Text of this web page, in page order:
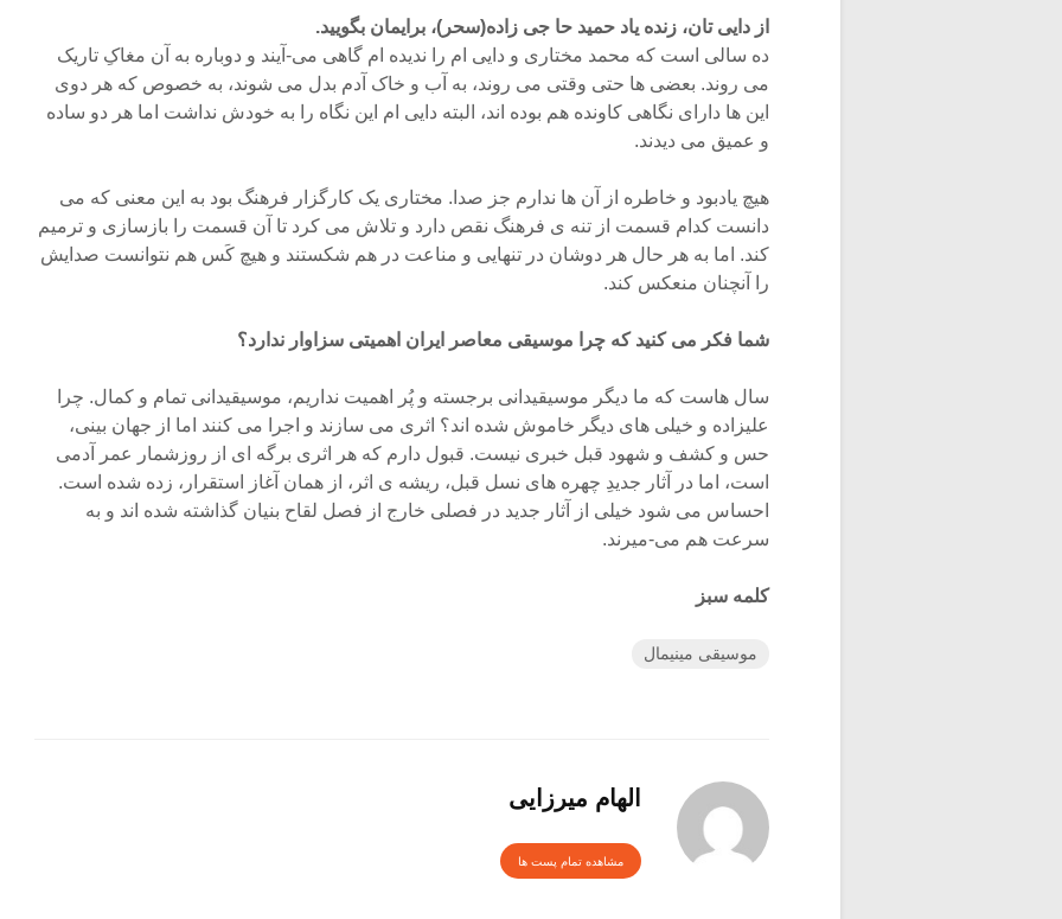
از دایی تان، زنده یاد حمید حا جی زاده(سحر)، برایمان بگویید.
ده سالی است که محمد مختاری و دایی ام را ندیده ام گاهی می-آیند و دوباره به آن مغاکِ تاریک
می روند. بعضی ها حتی وقتی می روند، به آب و خاک آدم بدل می شوند، به خصوص که هر دوی
این ها دارای نگاهی کاونده هم بوده اند، البته دایی ام این نگاه را به خودش نداشت اما هر دو ساده
و عمیق می دیدند.
هیچ یادبود و خاطره از آن ها ندارم جز صدا. مختاری یک کارگزار فرهنگ بود به این معنی که می
دانست کدام قسمت از تنه ی فرهنگ نقص دارد و تلاش می کرد تا آن قسمت را بازسازی و ترمیم
کند. اما به هر حال هر دوشان در تنهایی و مناعت در هم شکستند و هیچ کَس هم نتوانست صدایش
را آنچنان منعکس کند.
شما فکر می کنید که چرا موسیقی معاصر ایران اهمیتی سزاوار ندارد؟
سال هاست که ما دیگر موسیقیدانی برجسته و پُر اهمیت نداریم، موسیقیدانی تمام و کمال. چرا
علیزاده و خیلی های دیگر خاموش شده اند؟ اثری می سازند و اجرا می کنند اما از جهان بینی،
حس و کشف و شهود قبل خبری نیست. قبول دارم که هر اثری برگه ای از روزشمار عمر آدمی
است، اما در آثار جدیدِ چهره های نسل قبل، ریشه ی اثر، از همان آغاز استقرار، زده شده است.
احساس می شود خیلی از آثار جدید در فصلی خارج از فصل لقاح بنیان گذاشته شده اند و به
سرعت هم می-میرند.
کلمه سبز
موسیقی مینیمال
الهام میرزایی
مشاهده تمام پست ها